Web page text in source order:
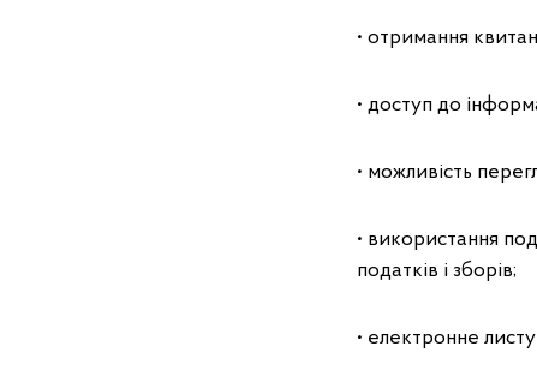
• отримання
• доступ до
• можливість
• використання
податків і зборів;
• електронне